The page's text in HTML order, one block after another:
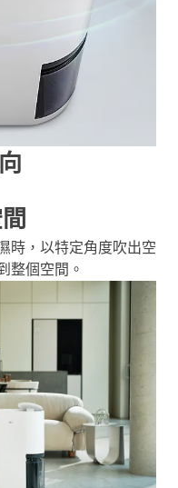
時，以特定角度吹出空
整個空間。